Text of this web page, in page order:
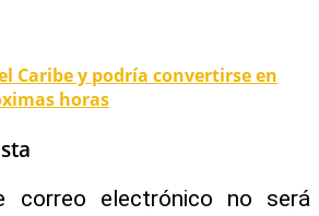
Caribe y podría convertirse en
horas
correo electrónico no será